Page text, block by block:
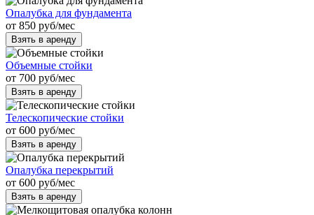
Опалубка для фундамента
от 850 руб/мес
Взять в аренду
Объемные стойки
от 700 руб/мес
Взять в аренду
Телескопические стойки
от 600 руб/мес
Взять в аренду
Опалубка перекрытий
от 600 руб/мес
Взять в аренду